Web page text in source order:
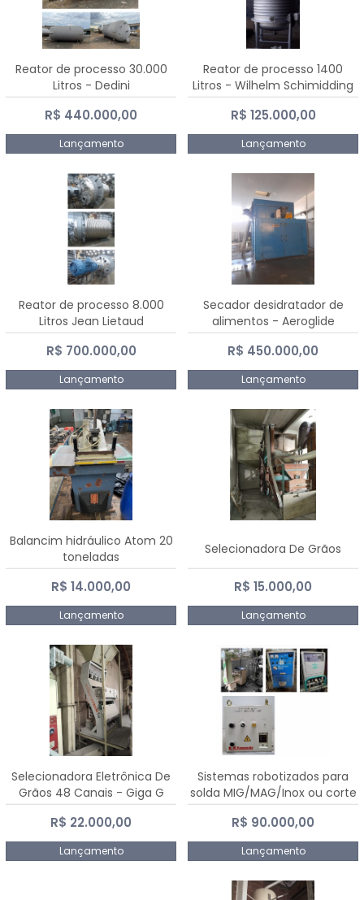
Reator de processo 30.000
Litros - Dedini
R$ 440.000,00
Lançamento
Reator de processo 1400
Litros - Wilhelm Schimidding
R$ 125.000,00
Lançamento
Reator de processo 8.000
Litros Jean Lietaud
R$ 700.000,00
Lançamento
Secador desidratador de
alimentos - Aeroglide
R$ 450.000,00
Lançamento
Balancim hidráulico Atom 20
toneladas
R$ 14.000,00
Lançamento
Selecionadora De Grãos
R$ 15.000,00
Lançamento
Selecionadora Eletrônica De
Grãos 48 Canais - Giga G
10000
R$ 22.000,00
Lançamento
Sistemas robotizados para
solda MIG/MAG/Inox ou corte
plasma
R$ 90.000,00
Lançamento